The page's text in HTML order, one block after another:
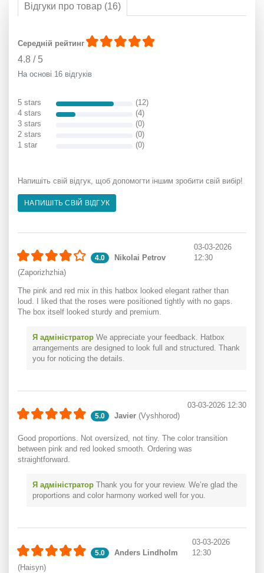
Відгуки про товар (16)
Середній рейтинг
4.8 / 5
На основі 16 відгуків
5 stars
(12)
4 stars
(4)
3 stars
(0)
2 stars
(0)
1 star
(0)
Напишіть свій відгук, щоб допомогти іншим зробити свій вибір!
НАПИШІТЬ СВІЙ ВІДГУК
4.0
Nikolai Petrov
(Zaporizhzhia)
03-03-2026
12:30
The pink and red mix in this hatbox looked elegant rather than
loud. I liked that the roses were positioned tightly with no gaps.
The box itself looked sturdy and premium.
Я адміністратор We appreciate your feedback. Hatbox
arrangements are designed to look full and structured. Thank
you for noticing the details.
5.0 Javier (Vyshhorod)
03-03-2026 12:30
Good proportions. Not oversized, not tiny. The color transition
between pink and red looked smooth. Ordering was
straightforward.
Я адміністратор Thank you for your review. We’re glad the
proportions and color harmony worked well for you.
5.0
Anders Lindholm
(Haisyn)
03-03-2026
12:30